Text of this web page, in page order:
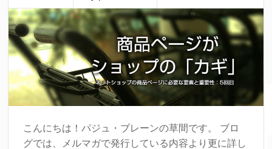
こんにちは！パジュ・ブレーンの草間です。 ブロ
グでは、メルマガで発行している内容より更に詳し